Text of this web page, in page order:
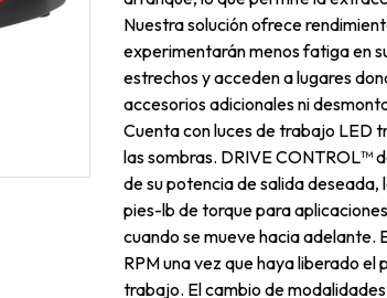
Nuestra solución ofrece
experimentarán menos fatiga en
estrechos y acceden a lugares
accesorios adicionales ni
Cuenta con luces de trabajo LED
las sombras. DRIVE CONTROL™
de su potencia de salida deseada,
pies-lb de torque para
cuando se mueve hacia adelante.
RPM una vez que haya liberado
trabajo. El cambio de